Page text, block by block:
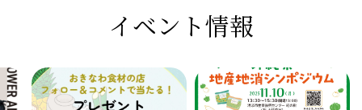
イベント情報